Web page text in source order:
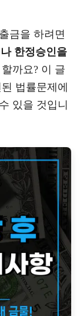
금을 하려면
한정승인을
까요? 이 글
법률문제에
있을 것입니